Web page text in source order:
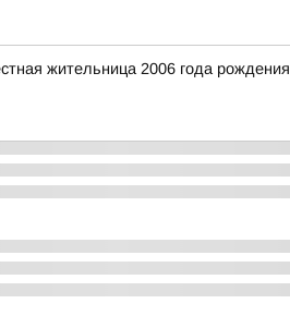
жительница 2006 года рождения